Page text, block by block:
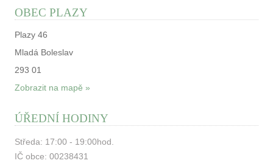
OBEC PLAZY
Plazy 46
Mladá Boleslav
293 01
Zobrazit na mapě »
ÚŘEDNÍ HODINY
Středa: 17:00 - 19:00hod.
IČ obce: 00238431